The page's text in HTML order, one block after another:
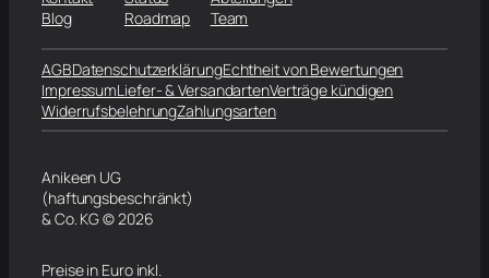
Blog
Roadmap
Team
AGBDatenschutzerklärungEchtheit von Bewertungen
ImpressumLiefer- & VersandartenVerträge kündigen
WiderrufsbelehrungZahlungsarten
Anikeen UG
(haftungsbeschränkt)
& Co. KG © 2026
Preise in Euro inkl.